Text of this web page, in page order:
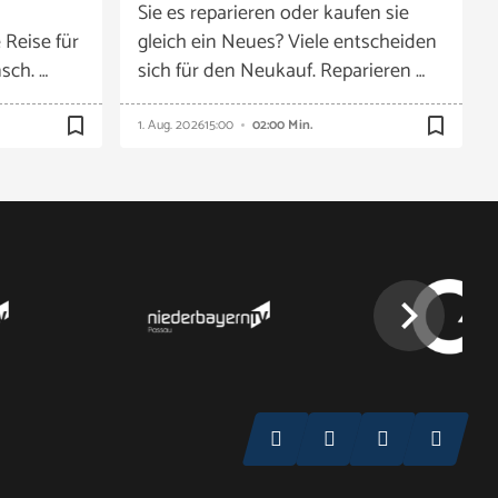
für
…
bookmark_border
Sie es reparieren oder kaufen sie
gleich ein Neues? Viele entscheiden
sich für den Neukauf. Reparieren …
1. Aug. 202615:00 02:00 Min. bookmark_border
chevron_right